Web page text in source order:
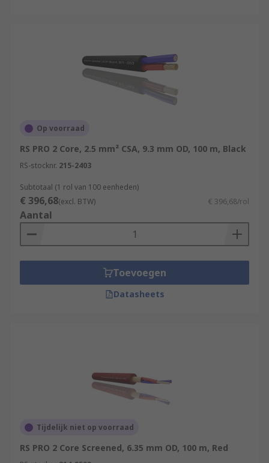
Op voorraad
RS PRO 2 Core, 2.5 mm² CSA, 9.3 mm OD, 100 m, Black
RS-stocknr. 215-2403
Subtotaal (1 rol van 100 eenheden)
€ 396,68(excl. BTW) € 396,68/rol
Aantal
Toevoegen
Datasheets
Tijdelijk niet op voorraad
RS PRO 2 Core Screened, 6.35 mm OD, 100 m, Red